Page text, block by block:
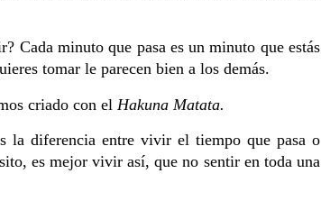
Cada minuto que pasa es un minuto que estás
tomar le parecen bien a los demás.
criado con el Hakuna Matata.
la diferencia entre vivir el tiempo que pasa o
es mejor vivir así, que no sentir en toda una